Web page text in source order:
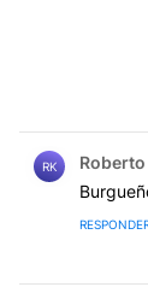
RK